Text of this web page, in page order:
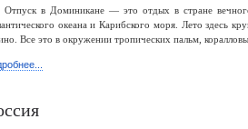
Отпуск в Доминикане — это отдых в стране
океана и Карибского моря. Лето здесь
Все это в окружении тропических пальм,